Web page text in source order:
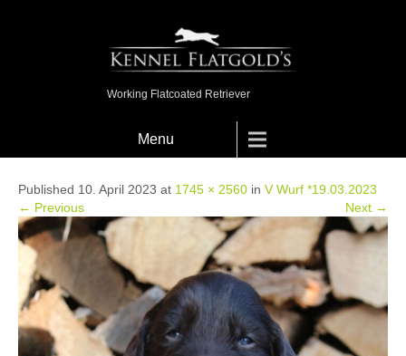
Working Flatcoated Retriever
Menu
Published 10. April 2023 at 1745 × 2560 in V Wurf *19.03.2023
← Previous
Next →